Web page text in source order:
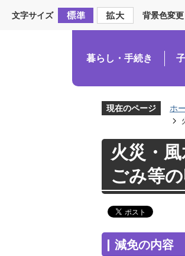
文字サイズ 背景色変更
暮らし・手続き
現在のページ ホ
火災・
ごみ等
減免の内容